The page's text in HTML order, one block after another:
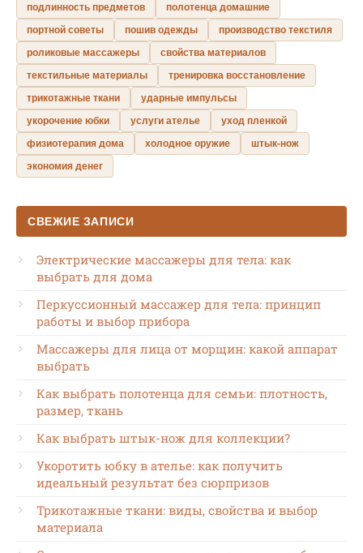
подлинность предметов
полотенца домашние
портной советы
пошив одежды
производство текстиля
роликовые массажеры
свойства материалов
текстильные материалы
тренировка восстановление
трикотажные ткани
ударные импульсы
укорочение юбки
услуги ателье
уход пленкой
физиотерапия дома
холодное оружие
штык-нож
экономия денег
СВЕЖИЕ ЗАПИСИ
Электрические массажеры для тела: как
выбрать для дома
Перкуссионный массажер для тела: принцип
работы и выбор прибора
Массажеры для лица от морщин: какой аппарат
выбрать
Как выбрать полотенца для семьи: плотность,
размер, ткань
Как выбрать штык-нож для коллекции?
Укоротить юбку в ателье: как получить
идеальный результат без сюрпризов
Трикотажные ткани: виды, свойства и выбор
материала